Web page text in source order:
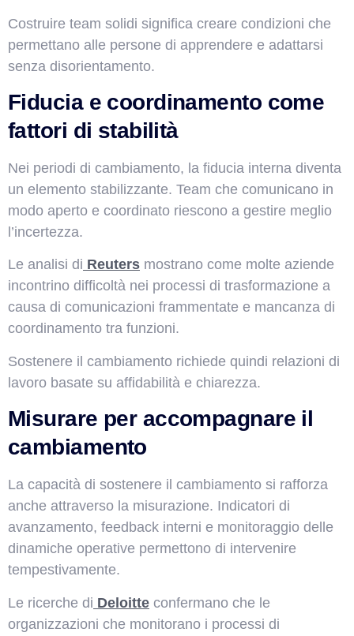
Costruire team solidi significa creare condizioni che
permettano alle persone di apprendere e adattarsi
senza disorientamento.
Fiducia e coordinamento come
fattori di stabilità
Nei periodi di cambiamento, la fiducia interna diventa
un elemento stabilizzante. Team che comunicano in
modo aperto e coordinato riescono a gestire meglio
l’incertezza.
Le analisi di Reuters mostrano come molte aziende
incontrino difficoltà nei processi di trasformazione a
causa di comunicazioni frammentate e mancanza di
coordinamento tra funzioni.
Sostenere il cambiamento richiede quindi relazioni di
lavoro basate su affidabilità e chiarezza.
Misurare per accompagnare il
cambiamento
La capacità di sostenere il cambiamento si rafforza
anche attraverso la misurazione. Indicatori di
avanzamento, feedback interni e monitoraggio delle
dinamiche operative permettono di intervenire
tempestivamente.
Le ricerche di Deloitte confermano che le
organizzazioni che monitorano i processi di